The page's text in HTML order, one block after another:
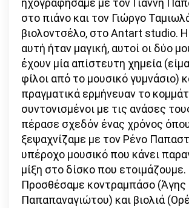
ηχογραφήσαμε με τον Γιάννη
στο πιάνο και τον Γιώργο
βιολοντσέλο, στο Antart studio. Η
αυτή ήταν μαγική, αυτοί οι δύο
έχουν μία απίστευτη χημεία
φίλοι από το μουσικό γυμνάσιο)
πραγματικά ερμήνευαν το
συντονισμένοι με τις ανάσες
πέρασε σχεδόν ένας χρόνος
ξεψαχνίζαμε με τον Ρένο
υπέροχο μουσικό που κάνει
μίξη στο δίσκο που ετοιμάζουμε.
Προσθέσαμε κοντραμπάσο (Άγης
Παπαπαναγιώτου) και βιολιά